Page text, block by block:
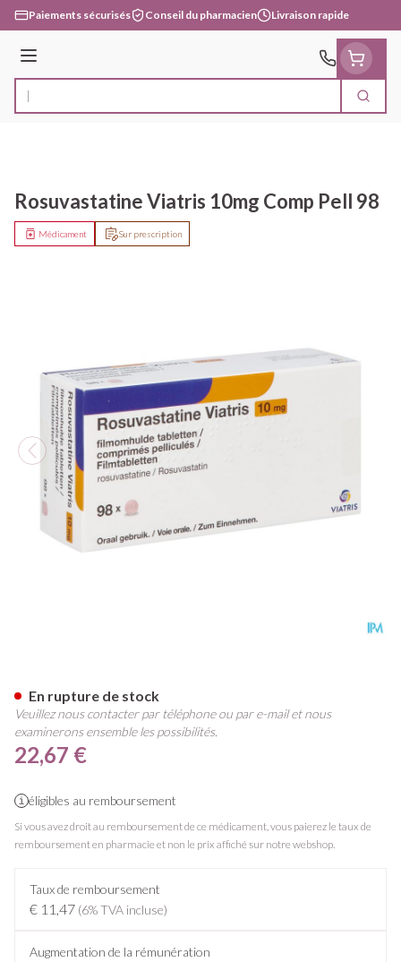
Aller au contenu
Paiements sécurisés Conseil du pharmacien Livraison rapide
Menu
Rechercher
Rosuvastatine Viatris 10mg Comp Pell 98
Sur prescription
Médicament
22,67 €
éligibles au remboursement
Si vous avez droit au remboursement de ce médicament, vous paierez le taux de
remboursement en pharmacie et non le prix affiché sur notre webshop.
Taux de remboursement
€ 11,47 (6% TVA incluse)
Augmentation de la rémunération
En rupture de stock
Veuillez nous contacter par téléphone ou par e-mail et nous
examinerons ensemble les possibilités.